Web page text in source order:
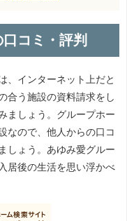
コミ・評判
、インターネット上だと
合う施設の資料請求をし
ましょう。グループホー
なので、他人からの口コ
しょう。あゆみ愛グルー
居後の生活を思い浮かべ